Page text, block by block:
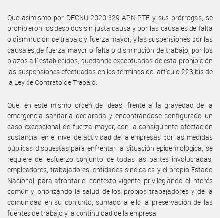
Que asimismo por DECNU-2020-329-APN-PTE y sus prórrogas, se
prohibieron los despidos sin justa causa y por las causales de falta
o disminución de trabajo y fuerza mayor, y las suspensiones por las
causales de fuerza mayor o falta o disminución de trabajo, por los
plazos allí establecidos, quedando exceptuadas de esta prohibición
las suspensiones efectuadas en los términos del artículo 223 bis de
la Ley de Contrato de Trabajo.
Que, en este mismo orden de ideas, frente a la gravedad de la
emergencia sanitaria declarada y encontrándose configurado un
caso excepcional de fuerza mayor, con la consiguiente afectación
sustancial en el nivel de actividad de la empresas por las medidas
públicas dispuestas para enfrentar la situación epidemiológica, se
requiere del esfuerzo conjunto de todas las partes involucradas,
empleadores, trabajadores, entidades sindicales y el propio Estado
Nacional, para afrontar el contexto vigente, privilegiando el interés
común y priorizando la salud de los propios trabajadores y de la
comunidad en su conjunto, sumado a ello la preservación de las
fuentes de trabajo y la continuidad de la empresa.